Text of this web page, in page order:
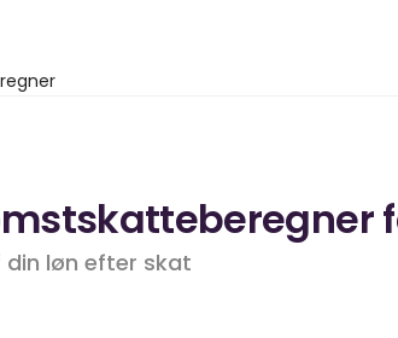
din løn efter skat